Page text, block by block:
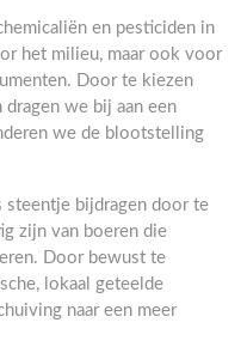
en pesticiden in
het milieu, maar ook voor
Door te kiezen
we bij aan een
we de blootstelling
steentje bijdragen door te
zijn van boeren die
Door bewust te
lokaal geteelde
naar een meer